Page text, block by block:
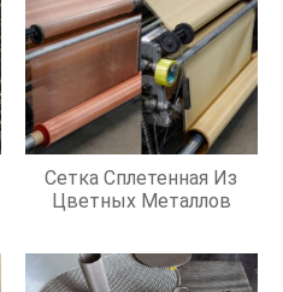
Сетка Сплетенная Из
Цветных Металлов